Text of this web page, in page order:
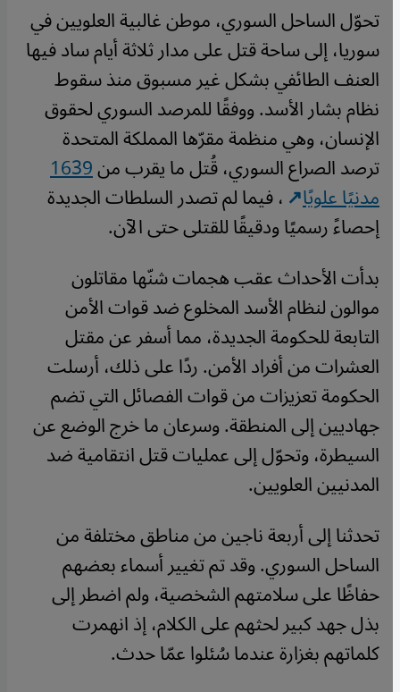
تحوّل الساحل السوري، موطن غالبية العلويين في
سوريا، إلى ساحة قتل على مدار ثلاثة أيام ساد فيها
العنف الطائفي بشكل غير مسبوق منذ سقوط
نظام بشار الأسد. ووفقًا للمرصد السوري لحقوق
الإنسان، وهي منظمة مقرّها المملكة المتحدة
ترصد الصراع السوري، قُتل ما يقرب من1639
مدنيًا علويًا ، فيما لم تصدر السلطات الجديدة
إحصاءً رسميًا ودقيقًا للقتلى حتى الآن.
بدأت الأحداث عقب هجمات شنّها مقاتلون
موالون لنظام الأسد المخلوع ضد قوات الأمن
التابعة للحكومة الجديدة، مما أسفر عن مقتل
العشرات من أفراد الأمن. ردًا على ذلك، أرسلت
الحكومة تعزيزات من قوات الفصائل التي تضم
جهاديين إلى المنطقة. وسرعان ما خرج الوضع عن
السيطرة، وتحوّل إلى عمليات قتل انتقامية ضد
المدنيين العلويين.
تحدثنا إلى أربعة ناجين من مناطق مختلفة من
الساحل السوري. وقد تم تغيير أسماء بعضهم
حفاظًا على سلامتهم الشخصية، ولم اضطر إلى
بذل جهد كبير لحثهم على الكلام، إذ انهمرت
كلماتهم بغزارة عندما سُئلوا عمّا حدث.